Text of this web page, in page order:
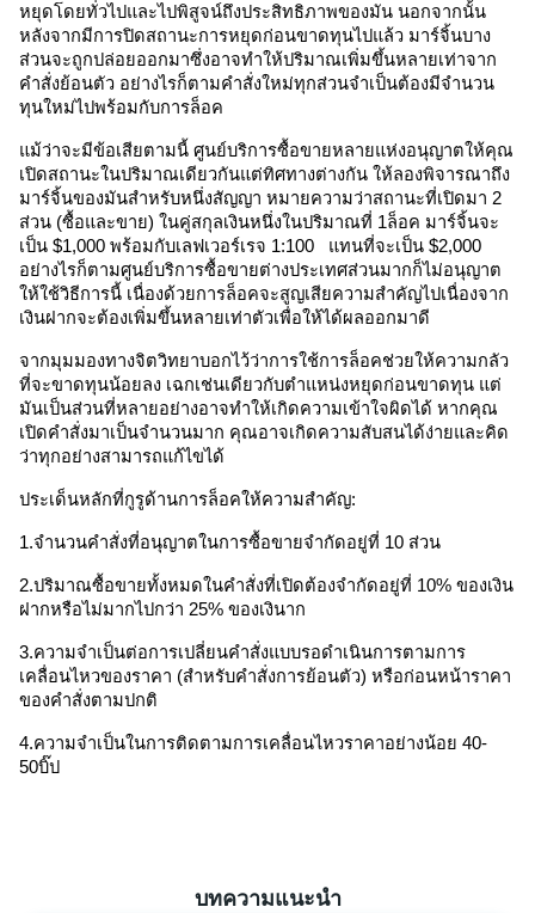
หยุดโดยทั่วไปและไปพิสูจน์ถึงประสิทธิภาพของมัน นอกจากนั้น
หลังจากมีการปิดสถานะการหยุดก่อนขาดทุนไปแล้ว มาร์จิ้นบาง
ส่วนจะถูกปล่อยออกมาซึ่งอาจทำให้ปริมาณเพิ่มขึ้นหลายเท่าจาก
คำสั่งย้อนตัว อย่างไรก็ตามคำสั่งใหม่ทุกส่วนจำเป็นต้องมีจำนวน
ทุนใหม่ไปพร้อมกับการล็อค
แม้ว่าจะมีข้อเสียตามนี้ ศูนย์บริการซื้อขายหลายแห่งอนุญาตให้คุณ
เปิดสถานะในปริมาณเดียวกันแต่ทิศทางต่างกัน ให้ลองพิจารณาถึง
มาร์จิ้นของมันสำหรับหนึ่งสัญญา หมายความว่าสถานะที่เปิดมา 2
ส่วน (ซื้อและขาย) ในคู่สกุลเงินหนึ่งในปริมาณที่ 1ล็อค มาร์จิ้นจะ
เป็น $1,000 พร้อมกับเลฟเวอร์เรจ 1:100   แทนที่จะเป็น $2,000
อย่างไรก็ตามศูนย์บริการซื้อขายต่างประเทศส่วนมากก็ไม่อนุญาต
ให้ใช้วิธีการนี้ เนื่องด้วยการล็อคจะสูญเสียความสำคัญไปเนื่องจาก
เงินฝากจะต้องเพิ่มขึ้นหลายเท่าตัวเพื่อให้ได้ผลออกมาดี
จากมุมมองทางจิตวิทยาบอกไว้ว่าการใช้การล็อคช่วยให้ความกลัว
ที่จะขาดทุนน้อยลง เฉกเช่นเดียวกับตำแหน่งหยุดก่อนขาดทุน แต่
มันเป็นส่วนที่หลายอย่างอาจทำให้เกิดความเข้าใจผิดได้ หากคุณ
เปิดคำสั่งมาเป็นจำนวนมาก คุณอาจเกิดความสับสนได้ง่ายและคิด
ว่าทุกอย่างสามารถแก้ไขได้
ประเด็นหลักที่กูรูด้านการล็อคให้ความสำคัญ:
1.จำนวนคำสั่งที่อนุญาตในการซื้อขายจำกัดอยู่ที่ 10 ส่วน
2.ปริมาณซื้อขายทั้งหมดในคำสั่งที่เปิดต้องจำกัดอยู่ที่ 10% ของเงิน
ฝากหรือไม่มากไปกว่า 25% ของเงินาก
3.ความจำเป็นต่อการเปลี่ยนคำสั่งแบบรอดำเนินการตามการ
เคลื่อนไหวของราคา (สำหรับคำสั่งการย้อนตัว) หรือก่อนหน้าราคา
ของคำสั่งตามปกติ
4.ความจำเป็นในการติดตามการเคลื่อนไหวราคาอย่างน้อย 40-
50บิ๊ป
บทความแนะนำ